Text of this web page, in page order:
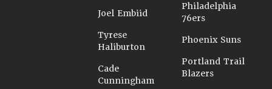
Joel Embiid
Tyrese
Haliburton
Cade
Cunningham
Philadelphia
76ers
Phoenix Suns
Portland Trail
Blazers